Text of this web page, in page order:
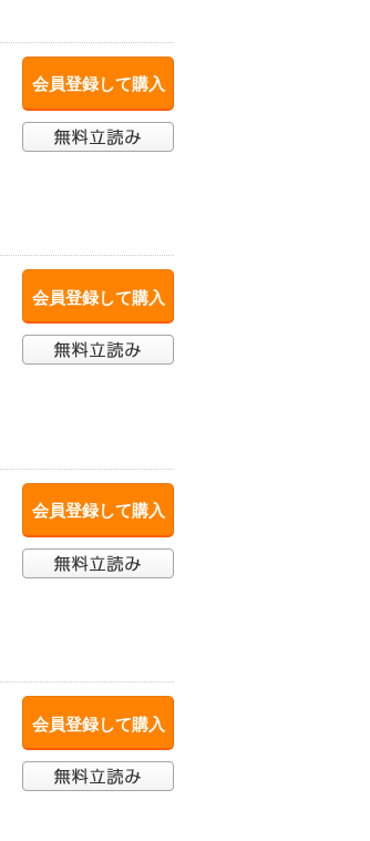
会員登録して購入
会員登録して購入
会員登録して購入
会員登録して購入